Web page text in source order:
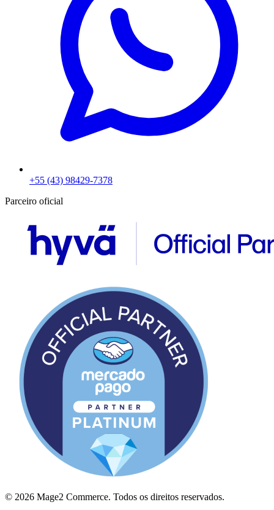
+55 (43) 98429-7378
Parceiro oficial
© 2026 Mage2 Commerce. Todos os direitos reservados.